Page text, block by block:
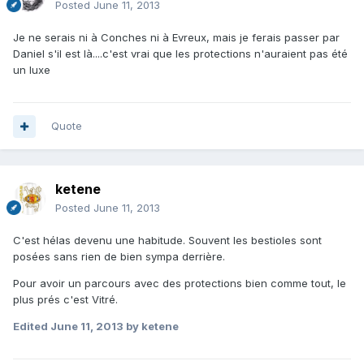
Posted June 11, 2013
Je ne serais ni à Conches ni à Evreux, mais je ferais passer par
Daniel s'il est là....c'est vrai que les protections n'auraient pas été
un luxe
Quote
ketene
Posted June 11, 2013
C'est hélas devenu une habitude. Souvent les bestioles sont
posées sans rien de bien sympa derrière.
Pour avoir un parcours avec des protections bien comme tout, le
plus prés c'est Vitré.
Edited June 11, 2013 by ketene